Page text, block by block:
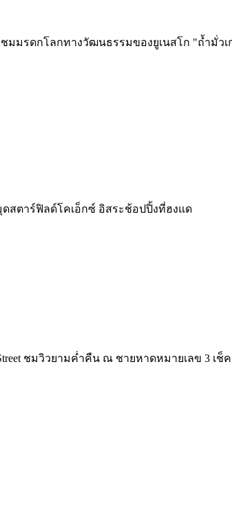
มมรดกโลกทางวัฒนธรรมของยูเนสโก "ถ้ำมั่
สตาร์ฟิลด์โคเอ็กซ์ อิสระช้อปปิ้งที่ฮงแด
ชมวิวยามค่ำคืน ณ ชายหาดหมายเลข 3 เช็